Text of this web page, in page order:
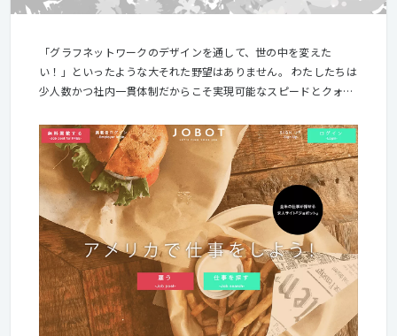
「グラフネットワークのデザインを通して、世の中を変えた
い！」といったような大それた野望はありません。 わたしたちは
少人数かつ社内一貫体制だからこそ実現可能なスピードとクォリ
る結果を生み出すために 努力しながら完全オリジナルのサイトを
作り上げています。 モットーは“グラフネットワークだからでき
るデザイン”にこだわること。 今後もわたしたちの強みを活かし
た仕事をして行きたいと考えています。 またわたしたちは、 モ
ノ作りに関わる人が、長い期間安心して仕事を続けられる環境を
作っていくことを目標としています。 1つの案件につき1名のデ
ザイナーが担当するのが基本。 クライアントとのコミュニケーシ
ョンも各制作担当者が行うので、 評価もダイレクトに伝わってき
ます。さらに組織として明確な役割分担がないので、 本人次第で
スキルの幅を広げていける環境です。 グラフネットワークは、腰
を据えてモノ作りの仕事に取り組みたいと考えている方にとって